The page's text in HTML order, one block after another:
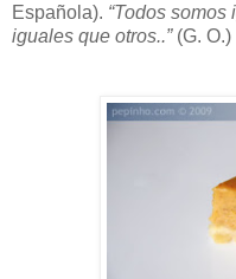
Española). “Todos
iguales que otros..”(G. O.)